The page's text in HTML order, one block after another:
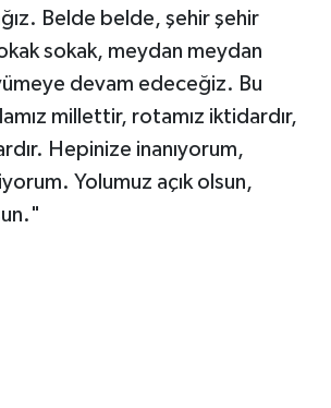
Belde belde, şehir şehir
sokak, meydan meydan
devam edeceğiz. Bu
millettir, rotamız iktidardır,
Hepinize inanıyorum,
Yolumuz açık olsun,